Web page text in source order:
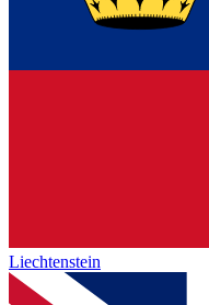
Liechtenstein